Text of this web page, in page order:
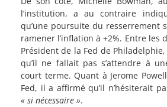
l’institution, a au contraire
qu’une poursuite du resserrement
ramener l’inflation à +2%. Entre les
Président de la Fed de
qu’il ne fallait pas s’attendre à
court terme. Quant à Jerome
Fed, il a affirmé qu’il n’hésiterait
« si nécessaire ».